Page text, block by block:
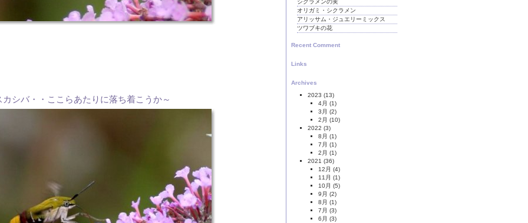
カシバ・・ここらあたりに落ち着こうか～
シクラメンの実
オリガミ・シクラメン
アリッサム・ジュエリーミックス
ツワブキの花
Recent Comment
Links
Archives
2023 (13)
4月 (1)
3月 (2)
2月 (10)
2022 (3)
8月 (1)
7月 (1)
2月 (1)
2021 (36)
12月 (4)
11月 (1)
10月 (5)
9月 (2)
8月 (1)
7月 (3)
6月 (3)